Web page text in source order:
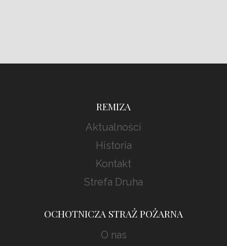
REMIZA
Aktualności
Historia
Kontakt
Strefa Druha
OCHOTNICZA STRAŻ POŻARNA
O nas